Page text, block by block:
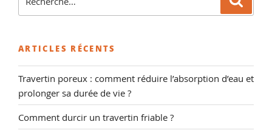
pour
ARTICLES RÉCENTS
Travertin poreux : comment réduire l’absorption d’eau et
prolonger sa durée de vie ?
Comment durcir un travertin friable ?